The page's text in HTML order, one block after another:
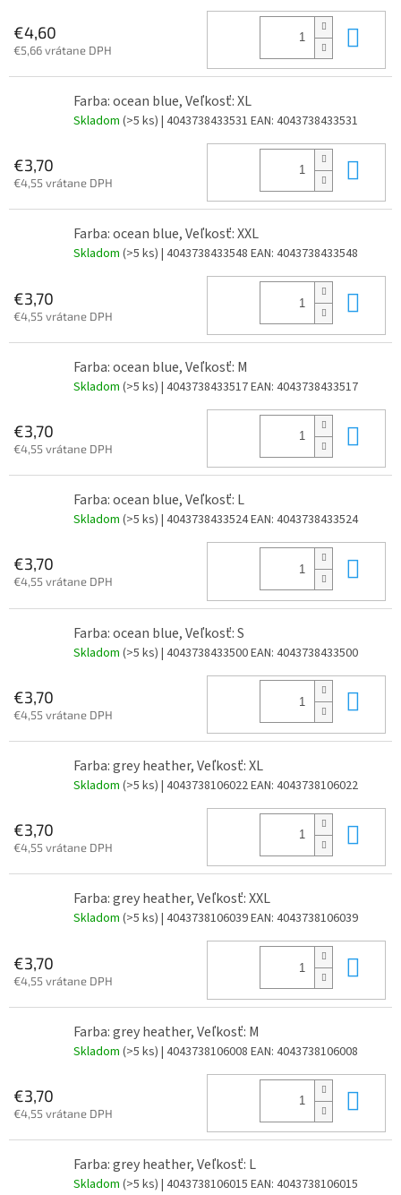
€4,60
€5,66 vrátane DPH
Farba: ocean blue, Veľkosť: XL
Skladom (>5 ks) | 4043738433531 EAN: 4043738433531
€3,70
€4,55 vrátane DPH
Farba: ocean blue, Veľkosť: XXL
Skladom (>5 ks) | 4043738433548 EAN: 4043738433548
€3,70
€4,55 vrátane DPH
Farba: ocean blue, Veľkosť: M
Skladom (>5 ks) | 4043738433517EAN: 4043738433517
€3,70
€4,55 vrátane DPH
Farba: ocean blue, Veľkosť: L
Skladom (>5 ks) | 4043738433524EAN: 4043738433524
€3,70
€4,55 vrátane DPH
Farba: ocean blue, Veľkosť: S
Skladom (>5 ks) | 4043738433500EAN: 4043738433500
€3,70
€4,55 vrátane DPH
Farba: grey heather, Veľkosť: XL
Skladom (>5 ks) | 4043738106022EAN: 4043738106022
€3,70
€4,55 vrátane DPH
Farba: grey heather, Veľkosť: XXL
Skladom (>5 ks) | 4043738106039EAN: 4043738106039
€3,70
€4,55 vrátane DPH
Farba: grey heather, Veľkosť: M
Skladom (>5 ks) | 4043738106008 EAN: 4043738106008
€3,70
€4,55 vrátane DPH
Farba: grey heather, Veľkosť: L
Skladom (>5 ks) | 4043738106015 EAN: 4043738106015